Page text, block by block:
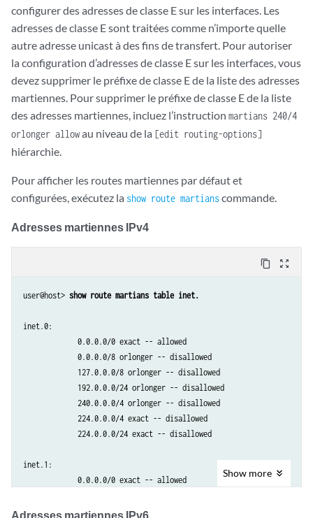
configurer des adresses de classe E sur les interfaces. Les
adresses de classe E sont traitées comme n’importe quelle
autre adresse unicast à des fins de transfert. Pour autoriser
la configuration d’adresses de classe E sur les interfaces, vous
devez supprimer le préfixe de classe E de la liste des adresses
martiennes. Pour supprimer le préfixe de classe E de la liste
des adresses martiennes, incluez l’instruction martians 240/4
orlonger allowau niveau de la [edit routing-options]
hiérarchie.
Pour afficher les routes martiennes par défaut et
configurées, exécutez la show route martianscommande.
Adresses martiennes IPv4
content_copy zoom_out_map
user@host> show route martians table inet.
inet.0:
             0.0.0.0/0 exact -- allowed
             0.0.0.0/8 orlonger -- disallowed
             127.0.0.0/8 orlonger -- disallowed
             192.0.0.0/24 orlonger -- disallowed
             240.0.0.0/4 orlonger -- disallowed
             224.0.0.0/4 exact -- disallowed
             224.0.0.0/24 exact -- disallowed
inet.1:
             0.0.0.0/0 exact -- allowed
             127.0.0.0/8 orlonger -- disallowed
Show more
Adresses martiennes IPv6